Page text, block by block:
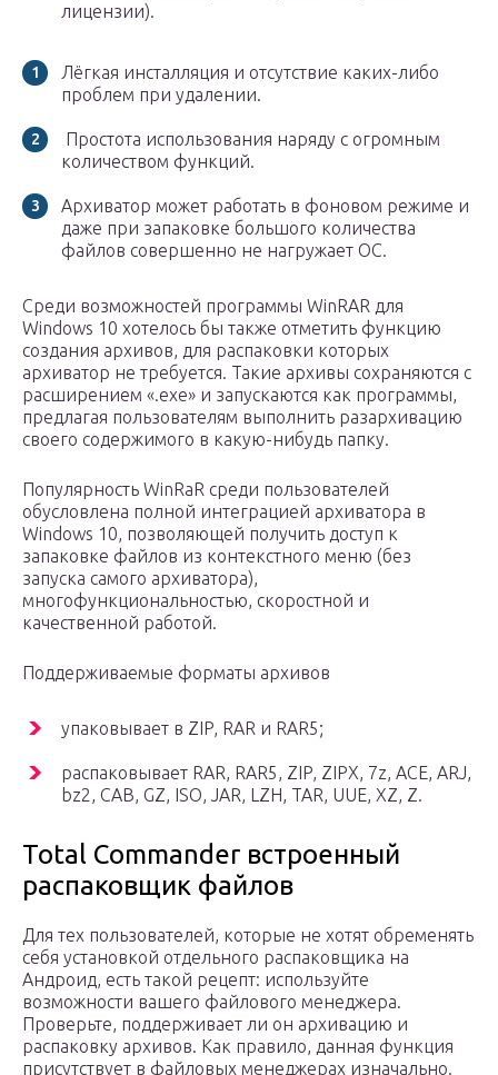
лицензии).
Лёгкая инсталляция и отсутствие каких-либо
проблем при удалении.
Простота использования наряду с огромным
количеством функций.
Архиватор может работать в фоновом режиме и
даже при запаковке большого количества
файлов совершенно не нагружает ОС.
Среди возможностей программы WinRAR для
Windows 10 хотелось бы также отметить функцию
создания архивов, для распаковки которых
архиватор не требуется. Такие архивы сохраняются с
расширением «.exe» и запускаются как программы,
предлагая пользователям выполнить разархивацию
своего содержимого в какую-нибудь папку.
Популярность WinRaR среди пользователей
обусловлена полной интеграцией архиватора в
Windows 10, позволяющей получить доступ к
запаковке файлов из контекстного меню (без
запуска самого архиватора),
многофункциональностью, скоростной и
качественной работой.
Поддерживаемые форматы архивов
упаковывает в ZIP, RAR и RAR5;
распаковывает RAR, RAR5, ZIP, ZIPX, 7z, ACE, ARJ,
bz2, CAB, GZ, ISO, JAR, LZH, TAR, UUE, XZ, Z.
Total Commander встроенный
распаковщик файлов
Для тех пользователей, которые не хотят обременять
себя установкой отдельного распаковщика на
Андроид, есть такой рецепт: используйте
возможности вашего файлового менеджера.
Проверьте, поддерживает ли он архивацию и
распаковку архивов. Как правило, данная функция
присутствует в файловых менеджерах изначально.